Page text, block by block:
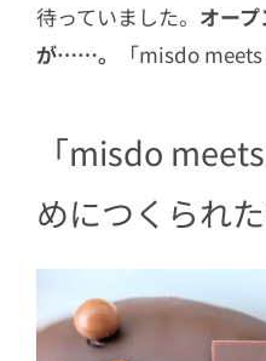
待っていました。 オー
が……。
「misdo
「misdo
めにつくられ